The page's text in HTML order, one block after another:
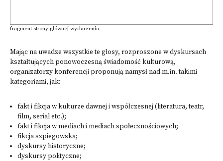
fragment strony głównej wydarzenia
Mając na uwadze wszystkie te głosy, rozproszone w dyskursach
kształtujących ponowoczesną świadomość kulturową,
organizatorzy konferencji proponują namysł nad m.in. takimi
kategoriami, jak:
fakt i fikcja w kulturze dawnej i współczesnej (literatura, teatr,
film, serial etc.);
fakt i fikcja w mediach i mediach społecznościowych;
fikcja szpiegowska;
dyskursy historyczne;
dyskursy polityczne;